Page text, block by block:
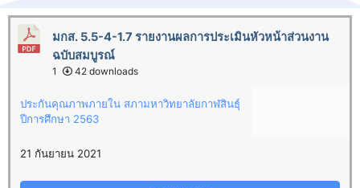
มกส. 5.5-4-1.7 รายงานผลการประเมินหัวหน้าส่วนงาน
ฉบับสมบูรณ์
1 42 downloads
ประกันคุณภาพภายใน สภามหาวิทยาลัยกาฬสินธุ์
ปีการศึกษา 2563
21 กันยายน 2021